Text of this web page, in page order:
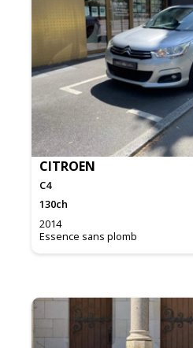
CITROEN
C4
130ch
2014
Essence sans plomb